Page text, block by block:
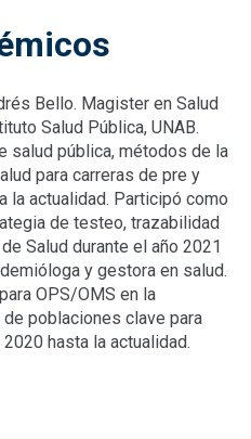
Bello. Magister en Salud
Salud Pública, UNAB.
salud pública, métodos de la
para carreras de pre y
la actualidad. Participó como
de testeo, trazabilidad
Salud durante el año 2021
y gestora en salud.
OPS/OMS en la
poblaciones clave para
hasta la actualidad.